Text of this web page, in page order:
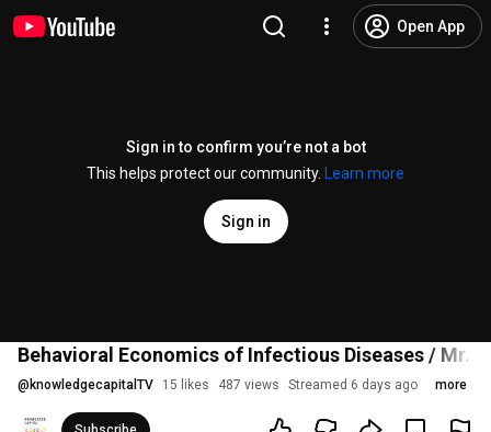
Open App
Sign in to confirm you’re not a bot
This helps protect our community.
Learn more
Sign in
Behavioral Economics of Infectious Diseases / Mr.
@ knowledgecapitalTV 15 likes 487 views Streamed 6 days ago more